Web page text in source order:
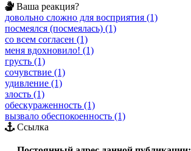
Ваша реакция?
довольно сложно для восприятия (1)
посмеялся (посмеялась) (1)
со всем согласен (1)
меня вдохновило! (1)
грусть (1)
сочувствие (1)
удивление (1)
злость (1)
обескураженность (1)
вызвало обеспокоенность (1)
Ссылка